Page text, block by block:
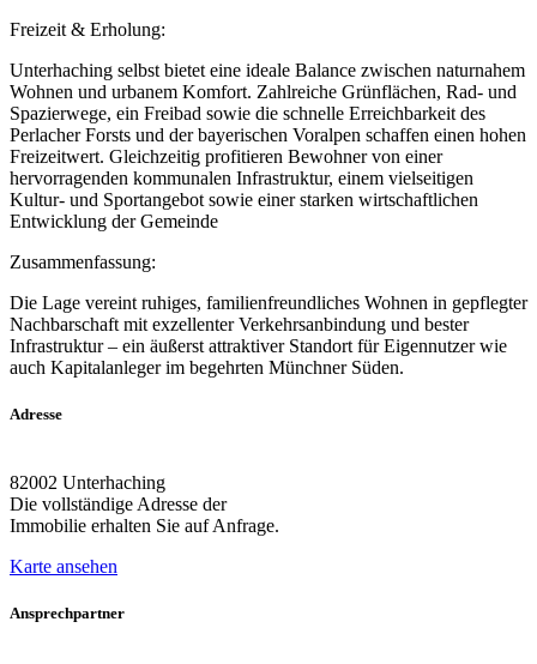
Freizeit & Erholung:
Unterhaching selbst bietet eine ideale Balance zwischen naturnahem
Wohnen und urbanem Komfort. Zahlreiche Grünflächen, Rad- und
Spazierwege, ein Freibad sowie die schnelle Erreichbarkeit des
Perlacher Forsts und der bayerischen Voralpen schaffen einen hohen
Freizeitwert. Gleichzeitig profitieren Bewohner von einer
hervorragenden kommunalen Infrastruktur, einem vielseitigen
Kultur- und Sportangebot sowie einer starken wirtschaftlichen
Entwicklung der Gemeinde
Zusammenfassung:
Die Lage vereint ruhiges, familienfreundliches Wohnen in gepflegter
Nachbarschaft mit exzellenter Verkehrsanbindung und bester
Infrastruktur – ein äußerst attraktiver Standort für Eigennutzer wie
auch Kapitalanleger im begehrten Münchner Süden.
Adresse
82002 Unterhaching
Die vollständige Adresse der
Immobilie erhalten Sie auf Anfrage.
Karte ansehen
Ansprechpartner